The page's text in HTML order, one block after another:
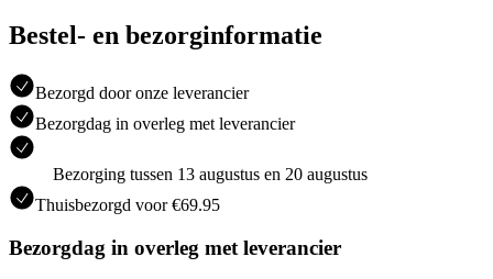
Bestel- en bezorginformatie
Bezorgd door onze leverancier
Bezorgdag in overleg met leverancier
Bezorging tussen 13 augustus en 20 augustus
Thuisbezorgd voor €69.95
Bezorgdag in overleg met leverancier